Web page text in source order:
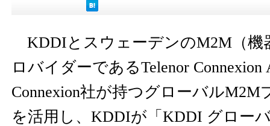
KDDIとスウェーデンのM2M（機
ロバイダーであるTelenor Connexion
Connexion社が持つグローバル
を活用し、KDDIが「KDDI グロー